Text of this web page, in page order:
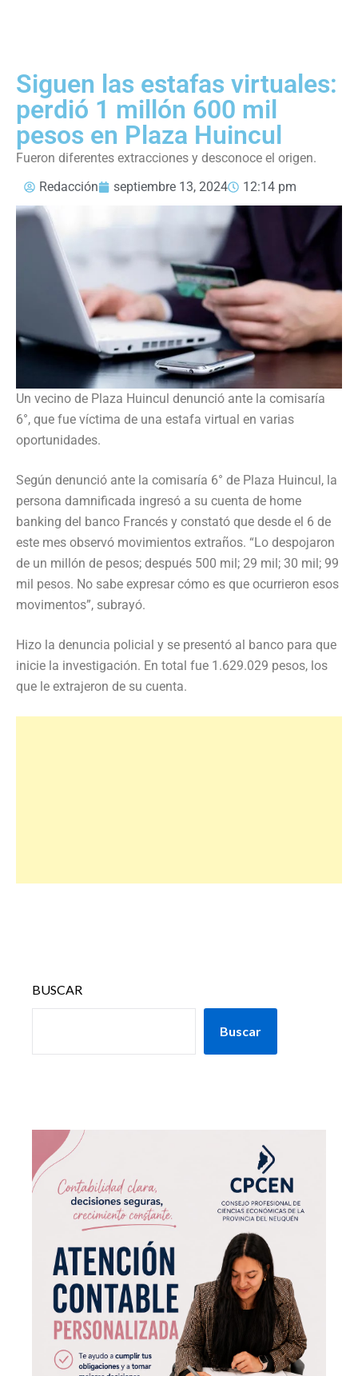
Siguen las estafas virtuales:
perdió 1 millón 600 mil
pesos en Plaza Huincul
Fueron diferentes extracciones y desconoce el origen.
Redacción
septiembre 13, 2024 12:14 pm
Un vecino de Plaza Huincul denunció ante la comisaría
6°, que fue víctima de una estafa virtual en varias
oportunidades.
Según denunció ante la comisaría 6° de Plaza Huincul, la
persona damnificada ingresó a su cuenta de home
banking del banco Francés y constató que desde el 6 de
este mes observó movimientos extraños. “Lo despojaron
de un millón de pesos; después 500 mil; 29 mil; 30 mil; 99
mil pesos. No sabe expresar cómo es que ocurrieron esos
movimentos”, subrayó.
Hizo la denuncia policial y se presentó al banco para que
inicie la investigación. En total fue 1.629.029 pesos, los
que le extrajeron de su cuenta.
BUSCAR
Buscar